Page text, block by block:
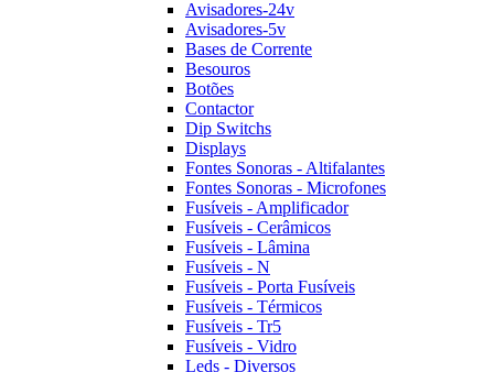
Avisadores-24v
Avisadores-5v
Bases de Corrente
Besouros
Botões
Contactor
Dip Switchs
Displays
Fontes Sonoras - Altifalantes
Fontes Sonoras - Microfones
Fusíveis - Amplificador
Fusíveis - Cerâmicos
Fusíveis - Lâmina
Fusíveis - N
Fusíveis - Porta Fusíveis
Fusíveis - Térmicos
Fusíveis - Tr5
Fusíveis - Vidro
Leds - Diversos